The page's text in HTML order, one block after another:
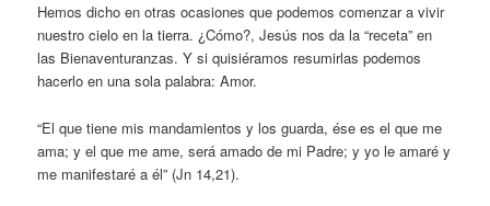
Hemos dicho en otras ocasiones que podemos comenzar a vivir
nuestro cielo en la tierra. ¿Cómo?, Jesús nos da la “receta” en
las Bienaventuranzas. Y si quisiéramos resumirlas podemos
hacerlo en una sola palabra: Amor.
“El que tiene mis mandamientos y los guarda, ése es el que me
ama; y el que me ame, será amado de mi Padre; y yo le amaré y
me manifestaré a él” (Jn 14,21).